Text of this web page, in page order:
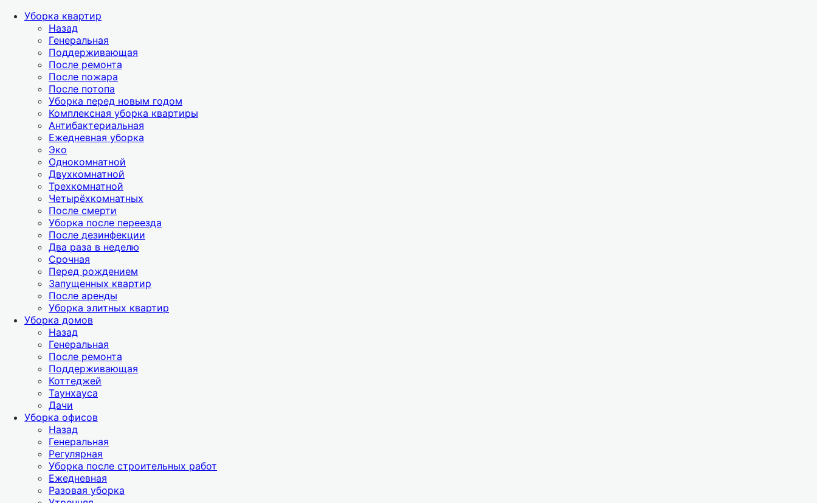
Уборка квартир
Назад
Генеральная
Поддерживающая
После ремонта
После пожара
После потопа
Уборка перед новым годом
Комплексная уборка квартиры
Антибактериальная
Ежедневная уборка
Эко
Однокомнатной
Двухкомнатной
Трехкомнатной
Четырёхкомнатных
После смерти
Уборка после переезда
После дезинфекции
Два раза в неделю
Срочная
Перед рождением
Запущенных квартир
После аренды
Уборка элитных квартир
Уборка домов
Назад
Генеральная
После ремонта
Поддерживающая
Коттеджей
Таунхауса
Дачи
Уборка офисов
Назад
Генеральная
Регулярная
Уборка после строительных работ
Ежедневная
Разовая уборка